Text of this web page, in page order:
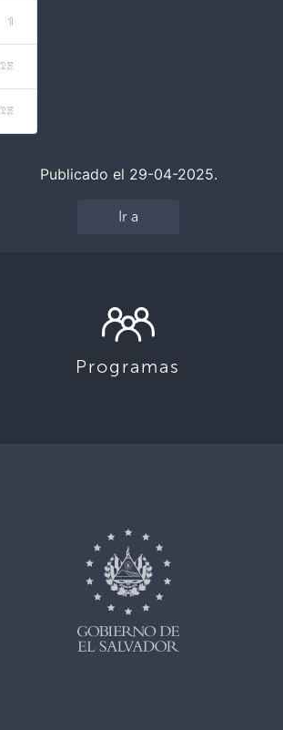
1
Publicado el 29-04-2025.
Ir a
Programas